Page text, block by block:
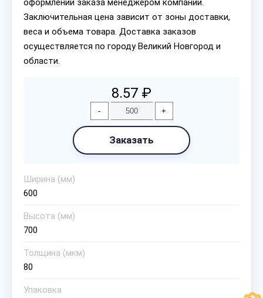
оформлении заказа менеджером компании.
Заключительная цена зависит от зоны доставки,
веса и объема товара. Доставка заказов
осуществляется по городу Великий Новгород и
области.
8.57 ₽
- +
Заказать
Ширина (мм)
600
Высота (мм)
700
Толщина (мкм)
80
Упаковка